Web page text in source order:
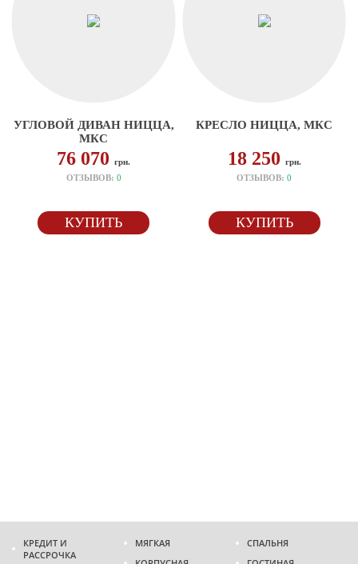
УГЛОВОЙ ДИВАН НИЦЦА,
МКС
76 070грн.
ОТЗЫВОВ: 0
КУПИТЬ
КРЕСЛО НИЦЦА, МКС
18 250 грн.
ОТЗЫВОВ:0
КУПИТЬ
КРЕДИТ И
РАССРОЧКА
МЯГКАЯ
СПАЛЬНЯ